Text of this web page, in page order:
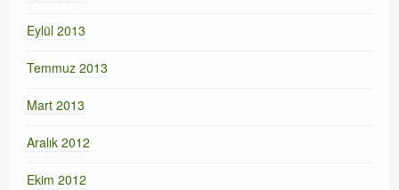
Eylül 2013
Temmuz 2013
Mart 2013
Aralık 2012
Ekim 2012